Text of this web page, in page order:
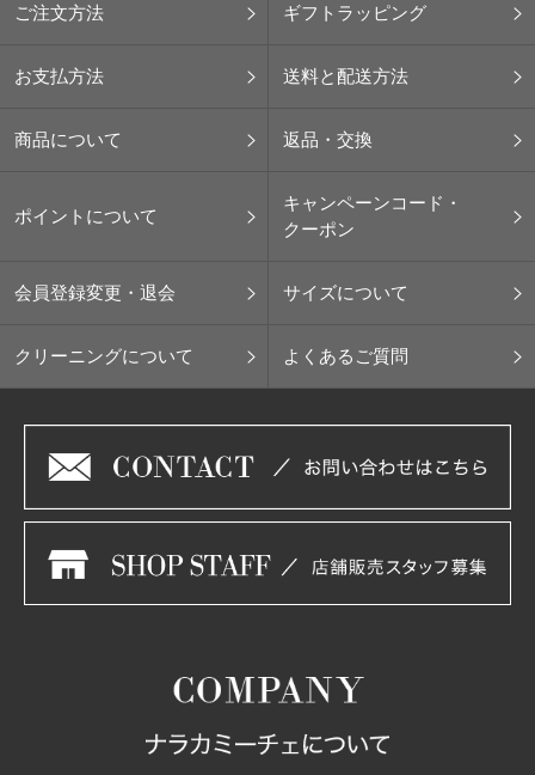
ご注文方法 ギフトラッピング
お支払方法 送料と配送方法
商品について 返品・交換
ポイントについて
キャンペーンコード・
クーポン
会員登録変更・退会 サイズについて
クリーニングについて よくあるご質問